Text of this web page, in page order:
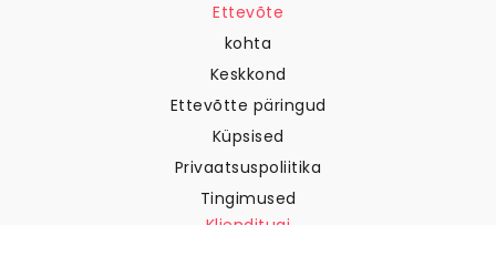
Ettevõte
kohta
Keskkond
Ettevõtte päringud
Küpsised
Privaatsuspoliitika
Tingimused
Klienditugi